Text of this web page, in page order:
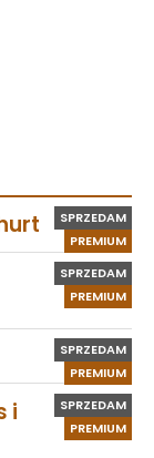
PREMIUM
SPRZEDAM
PREMIUM
SPRZEDAM
PREMIUM
SPRZEDAM
PREMIUM
SPRZEDAM
i